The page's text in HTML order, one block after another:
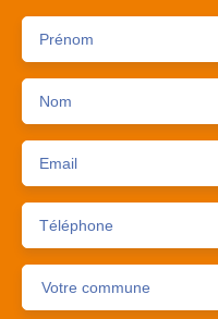
Prénom
Nom
Email
Téléphone
Votre commune